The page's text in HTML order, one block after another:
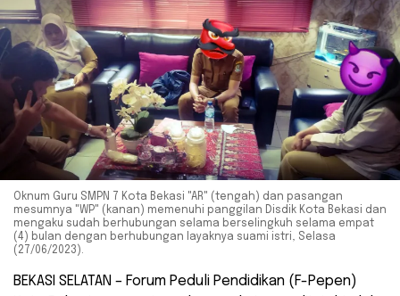
Oknum Guru SMPN 7 Kota Bekasi "AR" (tengah) dan pasangan
mesumnya "WP" (kanan) memenuhi panggilan Disdik Kota Bekasi dan
mengaku sudah berhubungan selama berselingkuh selama empat
(4) bulan dengan berhubungan layaknya suami istri, Selasa
(27/06/2023).
BEKASI SELATAN – Forum Peduli Pendidikan (F-Pepen)